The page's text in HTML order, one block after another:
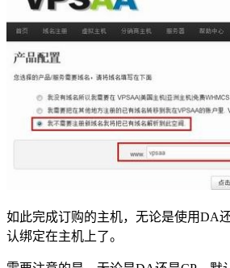
如此完成订购的主机，无论是使用DA
认绑定在主机上了。